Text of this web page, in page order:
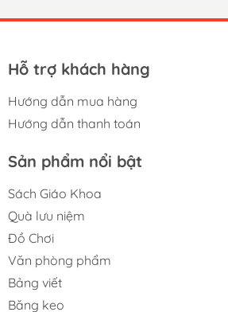
Hỗ trợ khách hàng
Hướng dẫn mua hàng
Hướng dẫn thanh toán
Sản phẩm nổi bật
Sách Giáo Khoa
Quà lưu niệm
Đồ Chơi
Văn phòng phẩm
Bảng viết
Băng keo